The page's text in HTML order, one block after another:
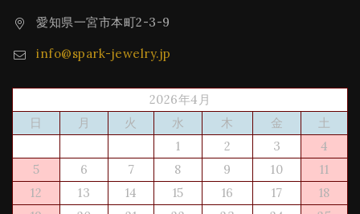
愛知県一宮市本町2-3-9
info@spark-jewelry.jp
2026年4月
日
月 火 水 木 金
土
1
2 3
4
5
6 7 8 9 10
11
12
13 14 15 16 17
18